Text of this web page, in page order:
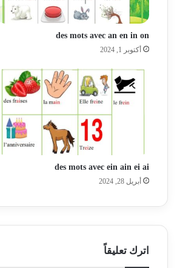
des mots avec an en in on
أكتوبر 1, 2024
des mots avec ein ain ei ai
أبريل 28, 2024
اترك تعليقاً